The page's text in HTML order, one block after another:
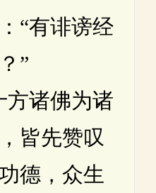
有诽谤经
”
诸佛为诸
皆先赞叹
德，众生